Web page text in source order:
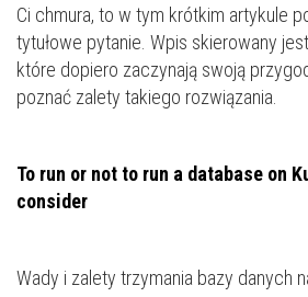
Ci chmura, to w tym krótkim artykule
tytułowe pytanie. Wpis skierowany
które dopiero zaczynają swoją
poznać zalety takiego rozwiązania.
To run or not to run a database on
consider
Wady i zalety trzymania bazy danych